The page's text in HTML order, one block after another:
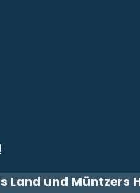
Land und Müntzers